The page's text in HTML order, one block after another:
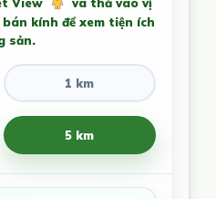
bán kính để xem tiện ích
sản.
1 km
5 km